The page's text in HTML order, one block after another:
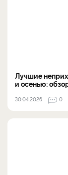
Лучшие
и осенью:
30.04.2026 0